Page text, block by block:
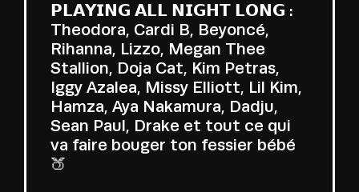
𝗣𝗟𝗔𝗬𝗜𝗡𝗚 𝗔𝗟𝗟 𝗡𝗜𝗚𝗛𝗧 𝗟𝗢𝗡𝗚 :
Theodora, Cardi B, Beyoncé,
Rihanna, Lizzo, Megan Thee
Stallion, Doja Cat, Kim Petras,
Iggy Azalea, Missy Elliott, Lil Kim,
Hamza, Aya Nakamura, Dadju,
Sean Paul, Drake et tout ce qui
va faire bouger ton fessier bébé
🍑